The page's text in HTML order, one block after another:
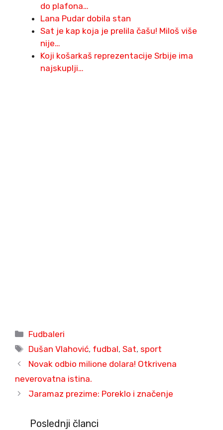
do plafona…
Lana Pudar dobila stan
Sat je kap koja je prelila čašu! Miloš više
nije…
Koji košarkaš reprezentacije Srbije ima
najskuplji…
Categories
Fudbaleri
Tags
Dušan Vlahović, fudbal,Sat, sport
Novak odbio milione dolara! Otkrivena
neverovatna istina.
Jaramaz prezime: Poreklo i značenje
Poslednji članci